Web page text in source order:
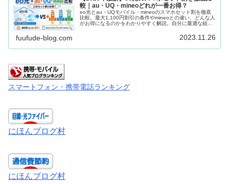
較｜au・UQ・mineoどれが一番お得？
eo光とau・UQモバイル・mineoのスマホセット割を徹底
比較。最大1,100円割引の条件やmineoとの違い、どんな人
がお得になるのかをわかりやすく解説。自分に最適な組み
fuufude-blog.com 2023.11.26
スマートフォン・携帯電話ランキング
にほんブログ村
にほんブログ村